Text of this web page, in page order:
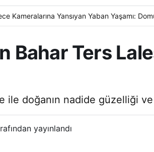
Kameralarına Yansıyan Yaban Yaşamı:
Bahar Ters
ile doğanın nadide güzelliği
yayınlandı